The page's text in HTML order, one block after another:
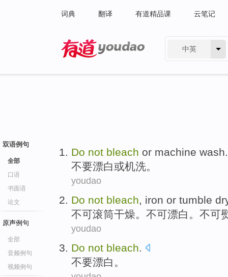
词典 翻译 有道精品课 云笔记
中英
双语例句
全部
口语
书面语
论文
原声例句
全部
音频例句
视频例句
Do not bleach or machine wash.
不要漂白或机洗。
youdao
Do not bleach, iron or tumble
不可滚筒干燥。不可漂白。不可
youdao
Do not bleach
不要漂白 。